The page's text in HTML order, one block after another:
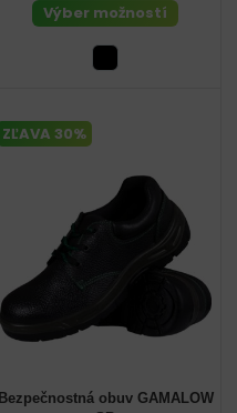
Výber možností
ZĽAVA 30%
Bezpečnostná obuv GAMALOW